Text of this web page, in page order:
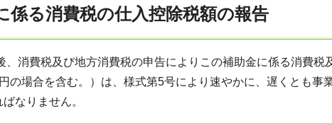
係る消費税の仕入控除税額の報告
、消費税及び地方消費税の申告によりこの補助金に係る消費
の場合を含む。）は、様式第5号により速やかに、遅くとも
なりません。